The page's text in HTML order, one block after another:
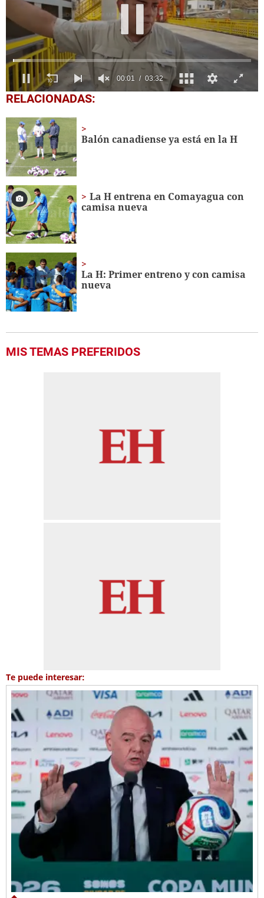
0
seconds
minutes,
32
seconds
RELACIONADAS:
Balón canadiense ya está en la H
La H entrena en Comayagua con
camisa nueva
La H: Primer entreno y con camisa
nueva
MIS TEMAS PREFERIDOS
Te puede interesar: